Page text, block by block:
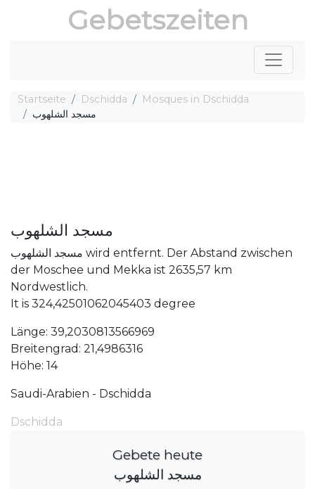
Gebetszeiten
Startseite Dschidda
Mosques in Dschidda
مسجد الشلهوب
مسجد الشلهوب
مسجد الشلهوب wird entfernt. Der Abstand zwischen
der Moschee und Mekka ist 2635,57 km
Nordwestlich.
It is 324,42501062045403 degree
Länge: 39,2030813566969
Breitengrad: 21,4986316
Höhe: 14
Saudi-Arabien - Dschidda
Dschidda
Gebete heute
مسجد الشلهوب